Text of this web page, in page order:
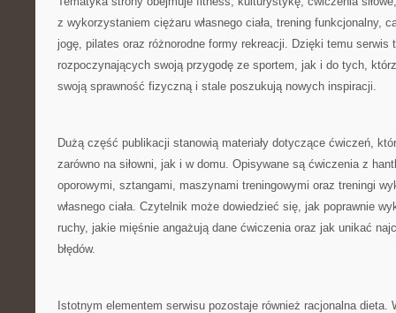
z wykorzystaniem ciężaru własnego ciała, trening funkcjonalny,
jogę, pilates oraz różnorodne formy rekreacji. Dzięki temu serwis
rozpoczynających swoją przygodę ze sportem, jak i do tych,
swoją sprawność fizyczną i stale poszukują nowych inspiracji.
Dużą część publikacji stanowią materiały dotyczące ćwiczeń,
zarówno na siłowni, jak i w domu. Opisywane są ćwiczenia z
oporowymi, sztangami, maszynami treningowymi oraz treningi
własnego ciała. Czytelnik może dowiedzieć się, jak poprawnie
ruchy, jakie mięśnie angażują dane ćwiczenia oraz jak unikać
błędów.
Istotnym elementem serwisu pozostaje również racjonalna dieta.